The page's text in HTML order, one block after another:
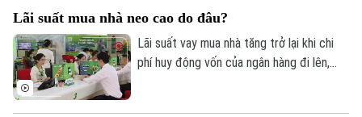
Golf
Tin tức
Sao
Điện ảnh
Đã phát sóng
này.
Lãi suất mua nhà neo cao do đâu?
Lãi suất vay mua nhà tăng trở lại khi chi
phí huy động vốn của ngân hàng đi lên,